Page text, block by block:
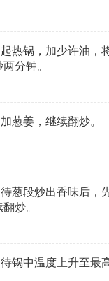
起热锅，加少许油，
分钟。
加葱姜，继续翻炒。
待葱段炒出香味后，
炒。
待锅中温度上升至最